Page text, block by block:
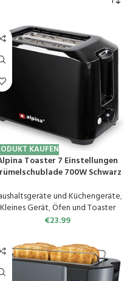
KAUFEN
Toaster 7 Einstellungen
700W Schwarz
und Küchengeräte,
Kleines Gerät,Öfen und Toaster
€23.99